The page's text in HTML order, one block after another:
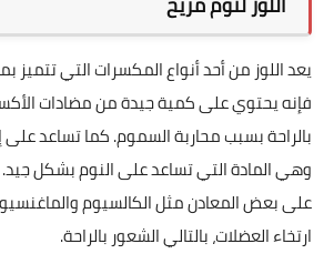
يعد اللوز من أحد أنواع المكسرات التي تتميز
فإنه يحتوي على كمية جيدة من مضادات
بالراحة بسبب محاربة السموم. كما تساعد على
وهي المادة التي تساعد على النوم بشكل
على بعض المعادن مثل الكالسيوم
ارتخاء العضلات، بالتالي الشعور بالراحة.